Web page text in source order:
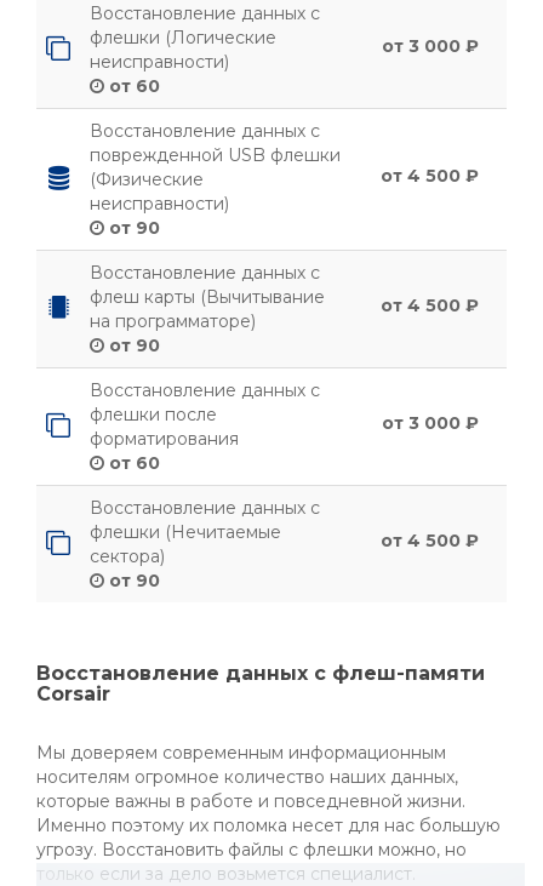
Восстановление данных с
флешки (Логические
неисправности)
от 60
от 3 000 ₽
Восстановление данных с
поврежденной USB флешки
(Физические
неисправности)
от 90
от 4 500 ₽
Восстановление данных с
флеш карты (Вычитывание
на программаторе)
от 90
от 4 500 ₽
Восстановление данных с
флешки после
форматирования
от 60
от 3 000 ₽
Восстановление данных с
флешки (Нечитаемые
сектора)
от 90
от 4 500 ₽
Восстановление данных с флеш-памяти
Corsair
Мы доверяем современным информационным
носителям огромное количество наших данных,
которые важны в работе и повседневной жизни.
Именно поэтому их поломка несет для нас большую
угрозу. Восстановить файлы с флешки можно, но
только если за дело возьмется специалист.